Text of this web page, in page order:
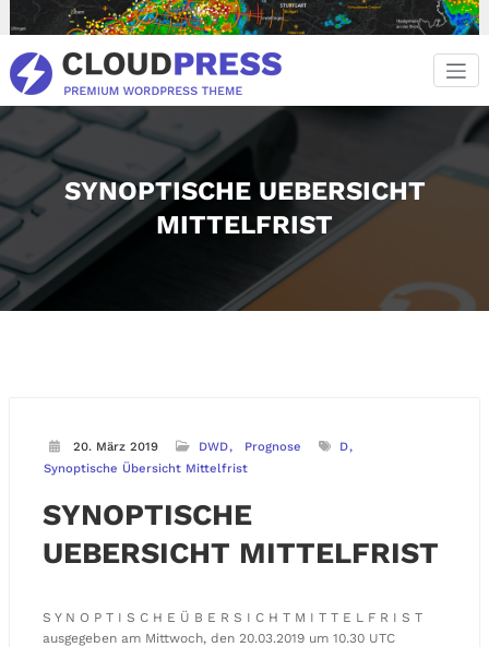
Inhalt
springen
SYNOPTISCHE UEBERSICHT
MITTELFRIST
20. März 2019 DWD Prognose
D
Synoptische Übersicht Mittelfrist
SYNOPTISCHE
UEBERSICHT MITTELFRIST
S Y N O P T I S C H E Ü B E R S I C H T M I T T E L F R I S T
ausgegeben am Mittwoch, den 20.03.2019 um 10.30 UTC